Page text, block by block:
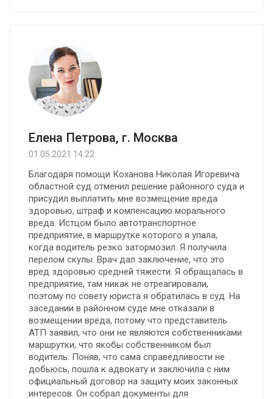
Елена Петрова, г. Москва
01.05.2021 14:22
Благодаря помощи Коханова Николая Игоревича
областной суд отменил решение районного суда и
присудил выплатить мне возмещение вреда
здоровью, штраф и компенсацию морального
вреда. Истцом было автотранспортное
предприятие, в маршрутке которого я упала,
когда водитель резко затормозил. Я получила
перелом скулы. Врач дал заключение, что это
вред здоровью средней тяжести. Я обращалась в
предприятие, там никак не отреагировали,
поэтому по совету юриста я обратилась в суд. На
заседании в районном суде мне отказали в
возмещении вреда, потому что представитель
АТП заявил, что они не являются собственниками
маршрутки, что якобы собственником был
водитель. Поняв, что сама справедливости не
добьюсь, пошла к адвокату и заключила с ним
официальный договор на защиту моих законных
интересов. Он собрал документы для